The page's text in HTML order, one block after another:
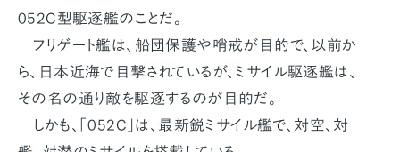
052C型駆逐艦のことだ。
フリゲート艦は、船団保護や哨戒が目的で、以前か
ら、日本近海で目撃されているが、ミサイル駆逐艦は、
その名の通り敵を駆逐するのが目的だ。
しかも、「052C」は、最新鋭ミサイル艦で、対空、対